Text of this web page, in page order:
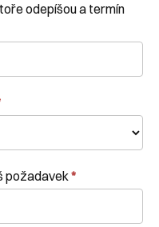
odepíšou a termín
požadavek*